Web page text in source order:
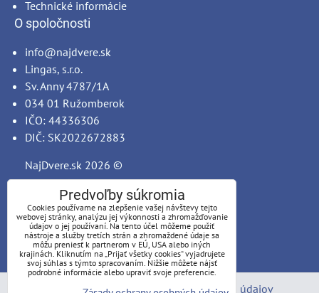
Technické informácie
O spoločnosti
info@najdvere.sk
Lingas, s.r.o.
Sv. Anny 4787/1A
034 01 Ružomberok
IČO: 44336306
DIČ: SK2022672883
NajDvere.sk 2026 ©
Predvoľby súkromia Zásady ochrany osobných údajov
Predvoľby súkromia
Cookies používame na zlepšenie vašej návštevy tejto
webovej stránky, analýzu jej výkonnosti a zhromažďovanie
údajov o jej používaní. Na tento účel môžeme použiť
nástroje a služby tretích strán a zhromaždené údaje sa
môžu preniesť k partnerom v EÚ, USA alebo iných
krajinách. Kliknutím na „Prijať všetky cookies“ vyjadrujete
svoj súhlas s týmto spracovaním. Nižšie môžete nájsť
podrobné informácie alebo upraviť svoje preferencie.